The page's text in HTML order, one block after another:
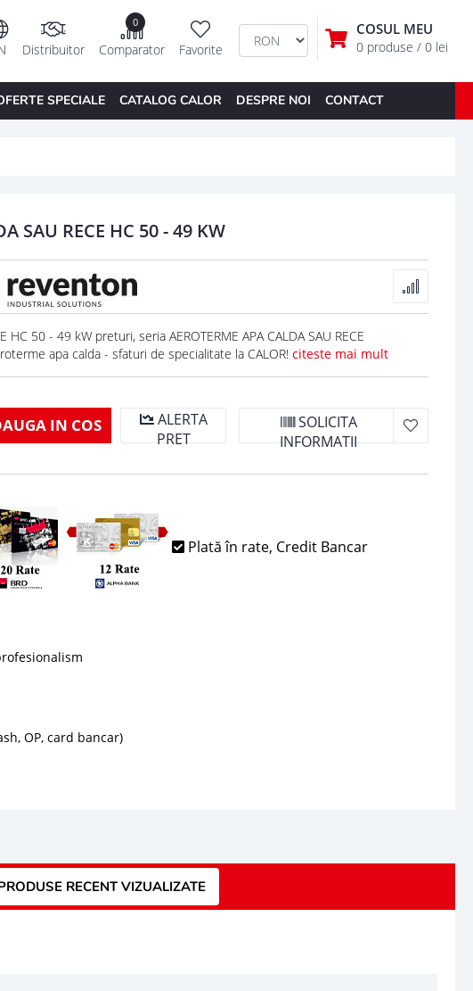
COSUL MEU
0 produse / 0 lei
Favorite
0
Comparator
Distribuitor
SPECIALE CATALOG CALOR DESPRE NOI CONTACT
SAU RECE HC 50 - 49 KW
HC 50 - 49 kW preturi, seria AEROTERME APA CALDA SAU RECE
apa calda - sfaturi de specialitate la CALOR! citeste mai mult
IN COS
ALERTA
PRET
SOLICITA
INFORMATII
Plată în rate, Credit Bancar
OP, card bancar)
RECENT VIZUALIZATE